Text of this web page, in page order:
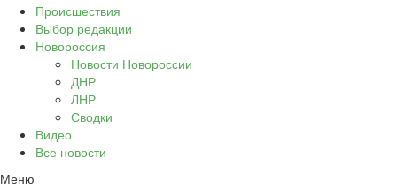
Происшествия
Выбор редакции
Новороссия
Новости Новороссии
ДНР
ЛНР
Сводки
Видео
Все новости
Меню